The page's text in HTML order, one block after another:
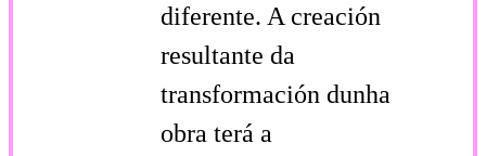
diferente. A creación
resultante da
transformación dunha
obra terá a